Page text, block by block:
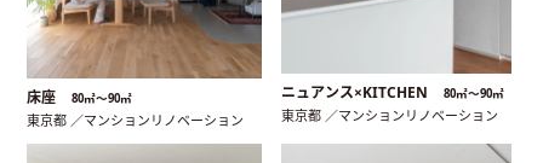
床座 80㎡〜90㎡
東京都 ／マンションリノベーション
ニュアンス×KITCHEN 80㎡〜90㎡
東京都 ／マンションリノベーション